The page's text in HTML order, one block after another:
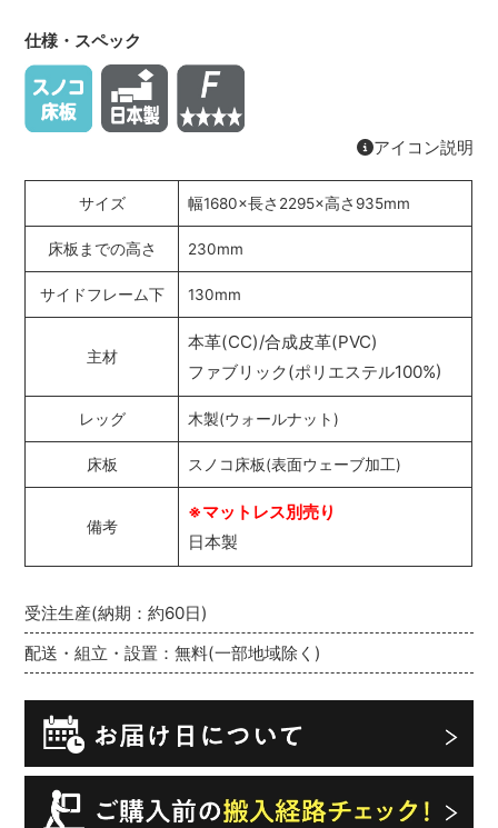
受注生産(納期：約60日)
配送・組立・設置：無料(一部地域除く)
仕様・スペック
アイコン説明
サイズ 幅1680×長さ2295×高さ935mm
床板までの高さ 230mm
サイドフレーム下 130mm
主材
本革(CC)/合成皮革(PVC)
ファブリック(ポリエステル100%)
レッグ 木製(ウォールナット)
床板 スノコ床板(表面ウェーブ加工)
備考
※マットレス別売り
日本製